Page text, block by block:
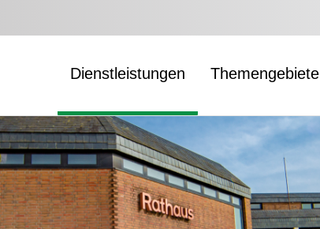
Dienstleistungen Themengebiete